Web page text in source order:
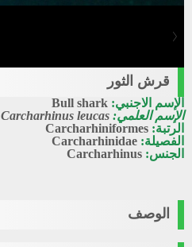
قرش الثور
الإسم الاجنبي: Bull shark
الإسم العلمي: Carcharhinus leucas
الرتبة: Carcharhiniformes
الفصيلة: Carcharhinidae
الجنس: Carcharhinus
الوصف